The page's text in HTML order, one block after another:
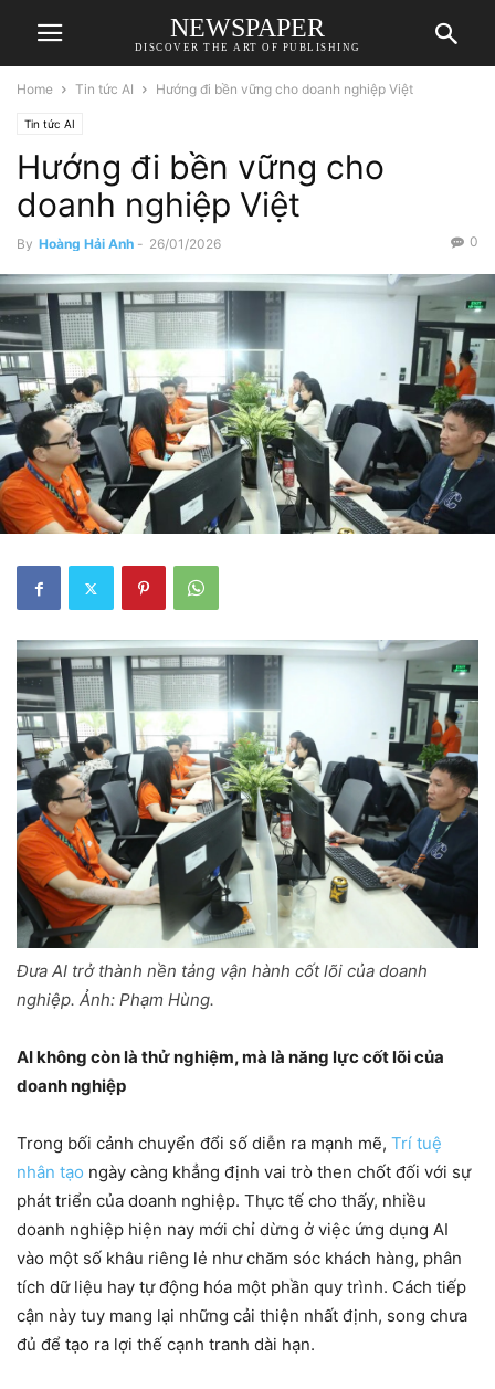
NEWSPAPER
DISCOVER THE ART OF PUBLISHING
Home Tin tức AI Hướng đi bền vững cho doanh nghiệp Việt
Tin tức AI
Hướng đi bền vững cho
doanh nghiệp Việt
By Hoàng Hải Anh - 26/01/2026 0
Đưa AI trở thành nền tảng vận hành cốt lõi của doanh
nghiệp. Ảnh: Phạm Hùng.
AI không còn là thử nghiệm, mà là năng lực cốt lõi của
doanh nghiệp
Trong bối cảnh chuyển đổi số diễn ra mạnh mẽ, Trí tuệ
nhân tạo ngày càng khẳng định vai trò then chốt đối với sự
phát triển của doanh nghiệp. Thực tế cho thấy, nhiều
doanh nghiệp hiện nay mới chỉ dừng ở việc ứng dụng AI
vào một số khâu riêng lẻ như chăm sóc khách hàng, phân
tích dữ liệu hay tự động hóa một phần quy trình. Cách tiếp
cận này tuy mang lại những cải thiện nhất định, song chưa
đủ để tạo ra lợi thế cạnh tranh dài hạn.